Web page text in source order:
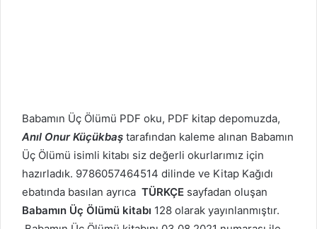
Babamın Üç Ölümü PDF oku, PDF kitap depomuzda,
Anıl Onur Küçükbaş tarafından kaleme alınan Babamın
Üç Ölümü isimli kitabı siz değerli okurlarımız için
hazırladık. 9786057464514 dilinde ve Kitap Kağıdı
ebatında basılan ayrıca TÜRKÇE sayfadan oluşan
Babamın Üç Ölümü kitabı 128 olarak yayınlanmıştır.